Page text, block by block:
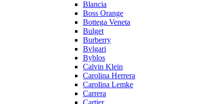
Blancia
Boss Orange
Bottega Veneta
Bulget
Burberry
Bvlgari
Byblos
Calvin Klein
Carolina Herrera
Carolina Lemke
Carrera
Cartier